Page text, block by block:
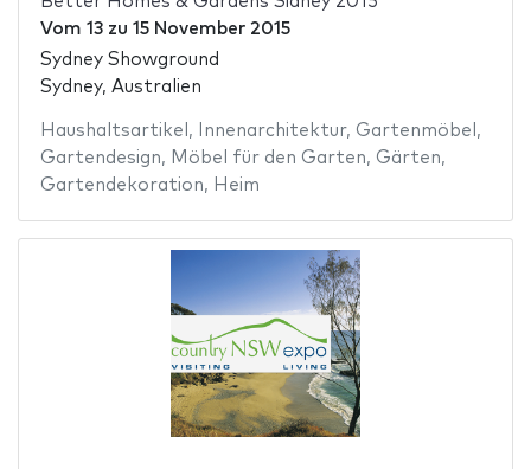
Vom 13zu 15 November 2015
Sydney Showground
Sydney, Australien
Haushaltsartikel , Innenarchitektur, Gartenmöbel ,
Gartendesign, Möbel für den Garten, Gärten,
Gartendekoration, Heim